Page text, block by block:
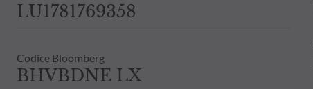
LU1781769358
Codice Bloomberg
BHVBDNE LX